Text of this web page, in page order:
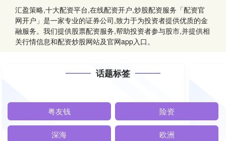
汇盈策略,十大配资平台,在线配资开户,炒股配资服务「配资官
网开户」是一家专业的证券公司,致力于为投资者提供优质的金
融服务。我们提供股票配资服务,帮助投资者参与股市,并提供相
关行情信息和配资炒股网站及官网app入口。
话题标签
粤友钱 险资
深海 欧洲